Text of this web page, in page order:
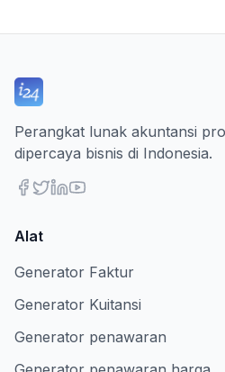
Perangkat lunak akuntansi
dipercaya bisnis di Indonesia.
Alat
Generator Faktur
Generator Kuitansi
Generator penawaran